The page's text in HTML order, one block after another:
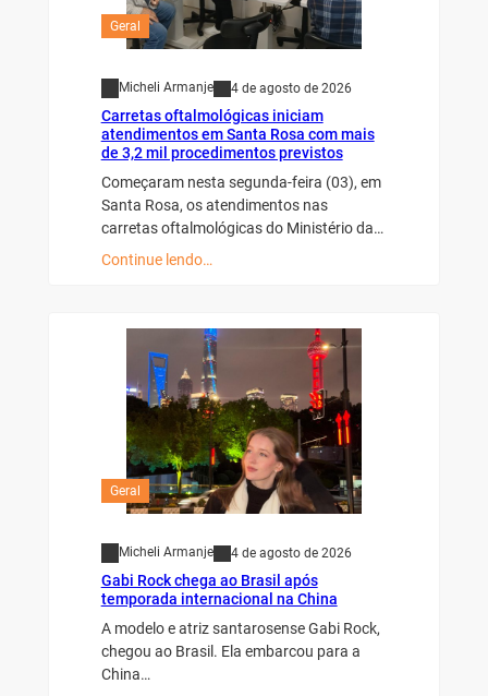
Geral
Micheli Armanje 4 de agosto de 2026
Carretas oftalmológicas iniciam
atendimentos em Santa Rosa com mais
de 3,2 mil procedimentos previstos
Começaram nesta segunda-feira (03), em
Santa Rosa, os atendimentos nas
carretas oftalmológicas do Ministério da…
Continue lendo…
Geral
Micheli Armanje 4 de agosto de 2026
Gabi Rock chega ao Brasil após
temporada internacional na China
A modelo e atriz santarosense Gabi Rock,
chegou ao Brasil. Ela embarcou para a
China…